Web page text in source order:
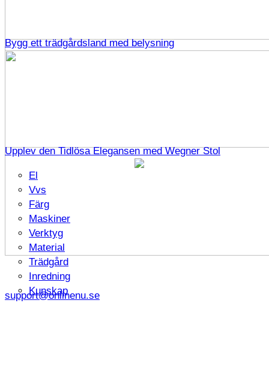
Bygg ett trädgårdsland med belysning
Upplev den Tidlösa Elegansen med Wegner Stol
El
Vvs
Färg
Maskiner
Verktyg
Material
Trädgård
Inredning
Kunskap
support@onlinenu.se